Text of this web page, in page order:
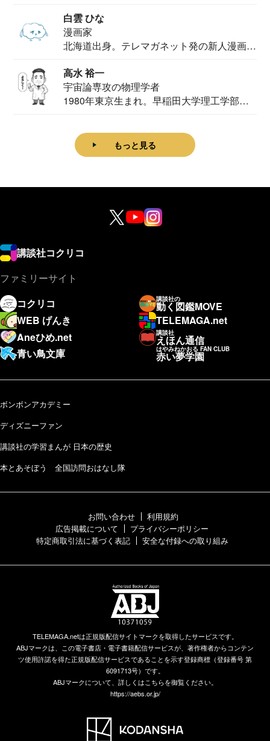
白雲 ひな
漫画家
北海道出身。テレマガネット発の新人漫画
高水 裕一
宇宙論専攻の物理学者
1980年東京生まれ。早稲田大学理工学部物
もっと見る
講談社コクリコ
ファミリーサイト
コクリコ
講談社の
動く図鑑MOVE
WEB げんき
TELEMAGA.net
Aneひめ.net
講談社
えほん通信
青い鳥文庫
はやみねかおる FAN CLUB
赤い夢学園
ボンボンアカデミー
ディズニーファン
講談社の学習まんが 日本の歴史
本とあそぼう 全国訪問おはなし隊
お問い合わせ
利用規約
広告掲載について
プライバシーポリシー
特定商取引法に基づく表記
安全な付録への取り組み
TELEMAGA.netは正規版配信サイトマークを取得したサービスです。
ABJマークは、この電子書店・電子書籍配信サービスが、著作権者からコンテン
ツ使用許諾を得た正規版配信サービスであることを示す登録商標（登録番号 第
6091713号）です。
ABJマークについて、詳しくはこちらを御覧ください。
https://aebs.or.jp/